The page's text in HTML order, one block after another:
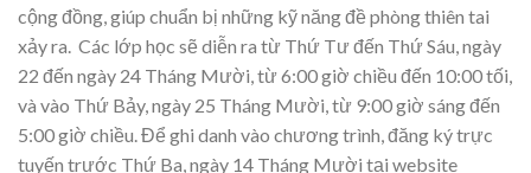
cộng đồng, giúp chuẩn bị những kỹ năng đề phòng thiên tai
xảy ra. Các lớp học sẽ diễn ra từ Thứ Tư đến Thứ Sáu, ngày
22 đến ngày 24 Tháng Mười, từ 6:00 giờ chiều đến 10:00 tối,
và vào Thứ Bảy, ngày 25 Tháng Mười, từ 9:00 giờ sáng đến
5:00 giờ chiều. Để ghi danh vào chương trình, đăng ký trực
tuyến trước Thứ Ba, ngày 14 Tháng Mười tại website